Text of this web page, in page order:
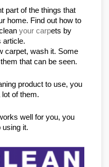
part of the things that
home. Find out how to
your carpets by
article.
carpet, wash it. Some
that can be seen.
product to use, you
of them.
well for you, you
using it.